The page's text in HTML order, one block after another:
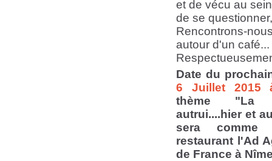
et de vécu au
de se
Rencontrons-
autour d'un
Date du
6 Juillet
thème "La
autrui....hier et
sera comme
restaurant l'Ad
de France à